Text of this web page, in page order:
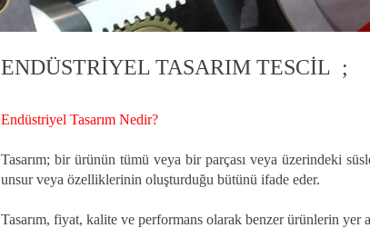
ENDÜSTRİYEL TASARIM TESCİL ;
Endüstriyel Tasarım Nedir?
Tasarım; bir ürünün tümü veya bir parçası veya üzerindeki
unsur veya özelliklerinin oluşturduğu bütünü ifade eder.
Tasarım, fiyat, kalite ve performans olarak benzer ürünlerin yer